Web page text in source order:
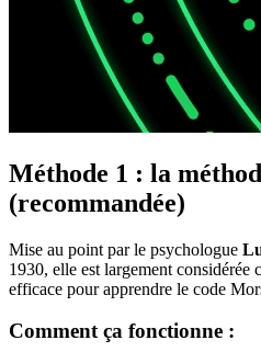
Méthode 1 : la
(recommandée)
Mise au point par le psychologue
1930, elle est largement considérée
efficace pour apprendre le code
Comment ça fonctionne :